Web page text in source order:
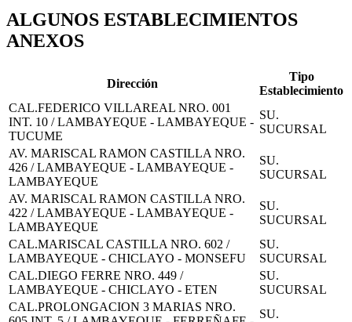
ALGUNOS ESTABLECIMIENTOS
ANEXOS
Dirección
Tipo
Establecimiento
CAL.FEDERICO VILLAREAL NRO. 001
INT. 10 / LAMBAYEQUE - LAMBAYEQUE -
TUCUME
SU.
SUCURSAL
AV. MARISCAL RAMON CASTILLA NRO.
426 / LAMBAYEQUE - LAMBAYEQUE -
LAMBAYEQUE
SU.
SUCURSAL
AV. MARISCAL RAMON CASTILLA NRO.
422 / LAMBAYEQUE - LAMBAYEQUE -
LAMBAYEQUE
SU.
SUCURSAL
CAL.MARISCAL CASTILLA NRO. 602 /
LAMBAYEQUE - CHICLAYO - MONSEFU
SU.
SUCURSAL
CAL.DIEGO FERRE NRO. 449 /
LAMBAYEQUE - CHICLAYO - ETEN
SU.
SUCURSAL
CAL.PROLONGACION 3 MARIAS NRO.
SU.